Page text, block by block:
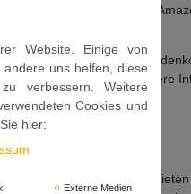
wird von
im
mit Amazon Pay. Weitere
Schweden („Klarna“)
Website. Einige von
uns helfen, diese
verbessern. Weitere
Cookies und
hier:
Externe Medien